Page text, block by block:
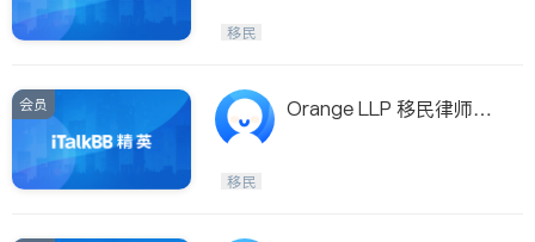
移民
会员
Orange LLP 移民律师事
移民